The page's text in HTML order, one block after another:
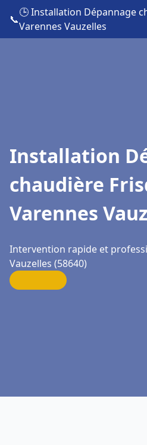
📞
🕒 Installation Dépannage
Varennes Vauzelles
Installation
chaudière
Varennes
Intervention rapide et
Vauzelles (58640)